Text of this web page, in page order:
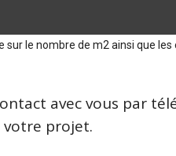
sur le nombre de m2 ainsi que
avec vous par
votre projet.